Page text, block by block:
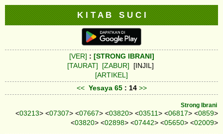
K I T A B S U C I
[VER] : [STRONG IBRANI]
[TAURAT]
[ZABUR] [INJIL]
[ARTIKEL]
<< Yesaya 65 : 14 >>
Strong Ibrani
<03213> <07307> <07667> <03820> <03511> <06817> <0859>
<03820> <02898> <07442> <05650> <02009>